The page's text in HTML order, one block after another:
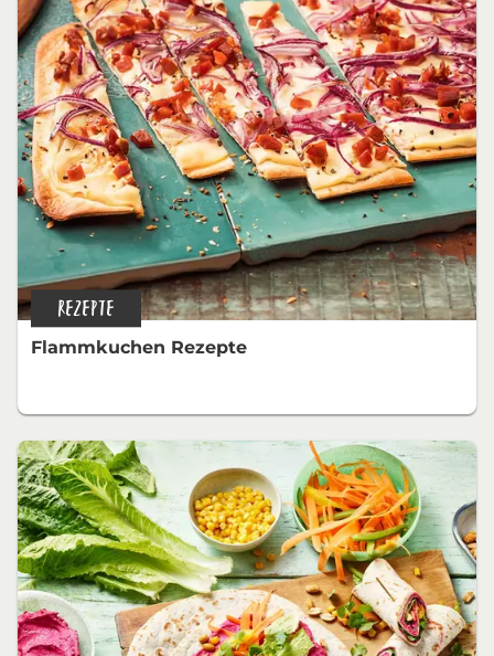
REZEPTE
Flammkuchen Rezepte